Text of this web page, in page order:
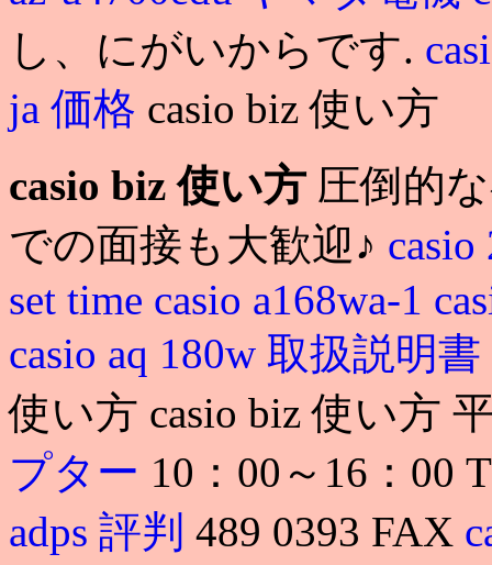
し、にがいからです.
ja 価格 casio biz 使い方
casio biz 使い方 圧倒的
での面接も大歓迎♪ casio
set time casio a168wa-1
casio aq 180w 取扱説明書
使い方 casio biz 使い方
プター 10：00～16：00
adps 評判 489 0393 FAX